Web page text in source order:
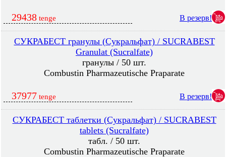
29438 tenge В резерв!
СУКРАБЕСТ гранулы (Сукральфат) / SUCRABEST
Granulat (Sucralfate)
гранулы / 50 шт.
Combustin Pharmazeutische Praparate
37977 tenge В резерв!
СУКРАБЕСТ таблетки (Сукральфат) / SUCRABEST
tablets (Sucralfate)
табл. / 50 шт.
Combustin Pharmazeutische Praparate